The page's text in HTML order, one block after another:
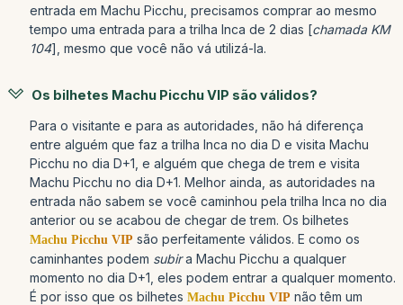
entrada em Machu Picchu, precisamos comprar ao mesmo
tempo uma entrada para a trilha Inca de 2 dias [chamada KM
104], mesmo que você não vá utilizá-la.
Os bilhetes Machu Picchu VIP são válidos?
Para o visitante e para as autoridades, não há diferença
entre alguém que faz a trilha Inca no dia D e visita Machu
Picchu no dia D+1, e alguém que chega de trem e visita
Machu Picchu no dia D+1. Melhor ainda, as autoridades na
entrada não sabem se você caminhou pela trilha Inca no dia
anterior ou se acabou de chegar de trem. Os bilhetes
Machu Picchu VIP são perfeitamente válidos. E como os
caminhantes podem subira Machu Picchu a qualquer
momento no dia D+1, eles podem entrar a qualquer momento.
É por isso que os bilhetes Machu Picchu VIP não têm um